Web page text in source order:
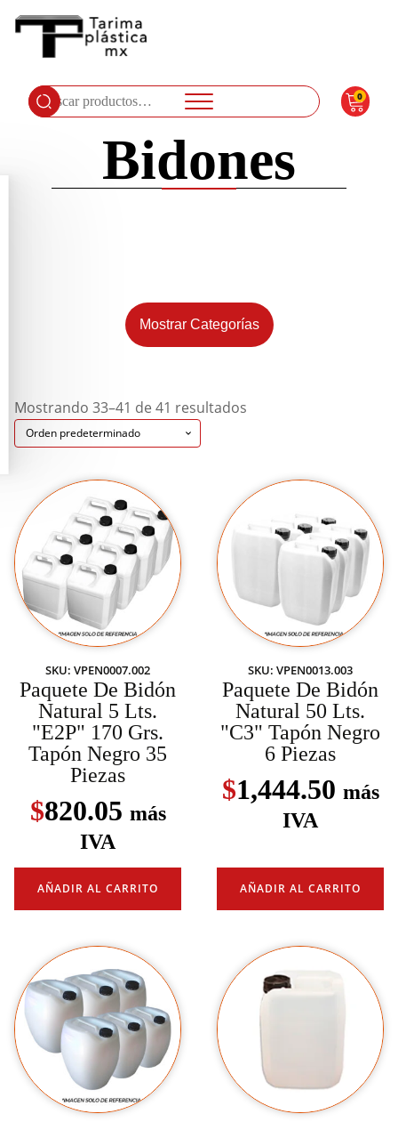
Buscar
por:
0
Bidones
Mostrar Categorías
Mostrando 33–41 de 41 resultados
SKU: VPEN0007.002
Paquete De Bidón
Natural 5 Lts.
"E2P" 170 Grs.
Tapón Negro 35
Piezas
$820.05 más
IVA
AÑADIR AL CARRITO
SKU: VPEN0013.003
Paquete De Bidón
Natural 50 Lts.
"C3" Tapón Negro
6 Piezas
$1,444.50 más
IVA
AÑADIR AL CARRITO